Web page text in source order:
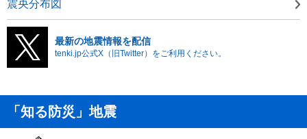
震央分布図
最新の地震情報を配信
tenki.jp公式X（旧Twitter）をご利用ください。
「知る防災」地震